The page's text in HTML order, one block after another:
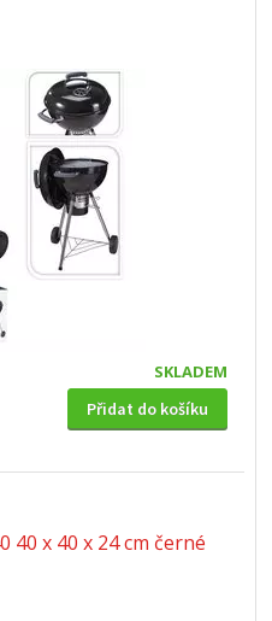
SKLADEM
Přidat do košíku
40 x 40 x 24 cm černé